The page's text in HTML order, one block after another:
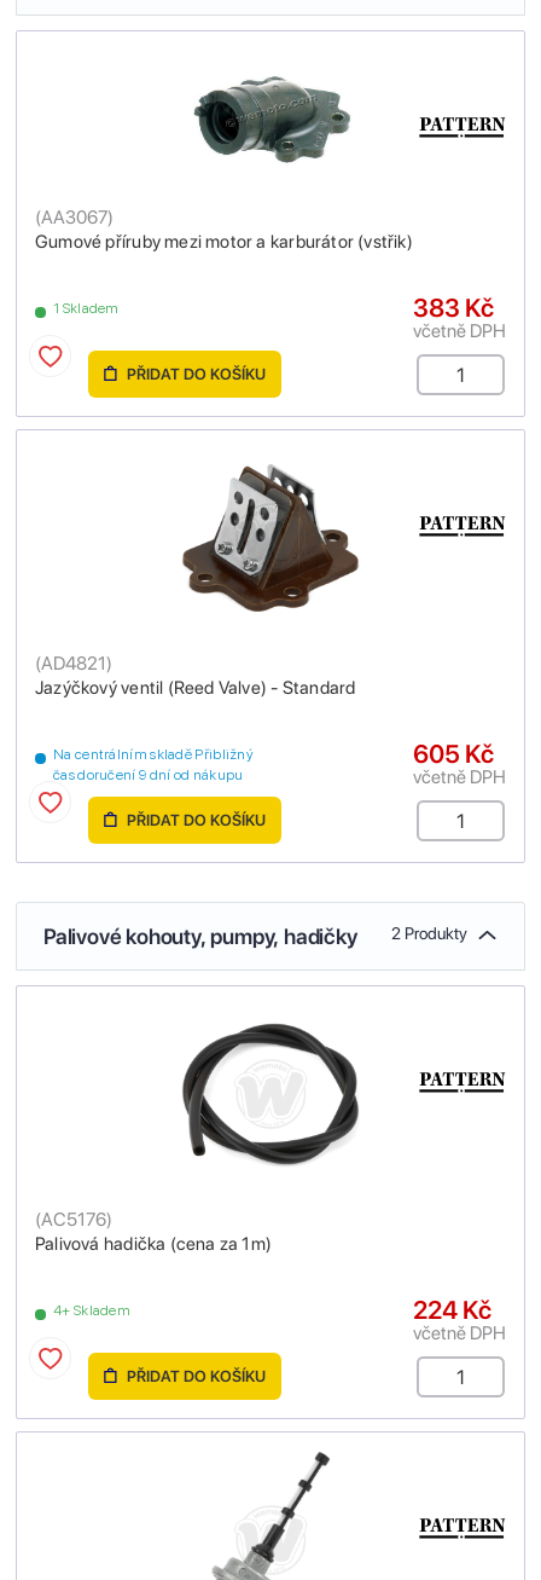
Gumové příruby mezi motor a karburátor (vstřik)
(AA3067)
1 Skladem 383 Kč
včetně DPH
PŘIDAT DO KOŠÍKU
Jazýčkový ventil (Reed Valve) - Standard
(AD4821)
Na centrálním skladě Přibližný
čas doručení 9 dní od nákupu
605 Kč
včetně DPH
PŘIDAT DO KOŠÍKU
Palivové kohouty, pumpy, hadičky 2 Produkty
Palivová hadička (cena za 1m)
(AC5176)
4+ Skladem 224 Kč
včetně DPH
PŘIDAT DO KOŠÍKU